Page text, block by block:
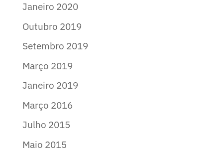
Janeiro 2020
Outubro 2019
Setembro 2019
Março 2019
Janeiro 2019
Março 2016
Julho 2015
Maio 2015